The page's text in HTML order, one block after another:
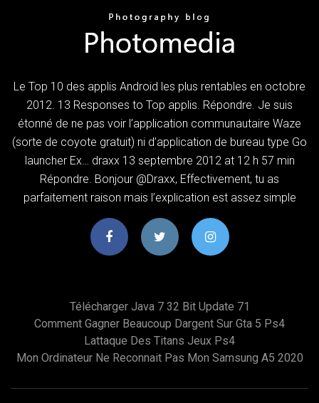
Le Top 10 des applis Android les plus rentables en octobre
2012. 13 Responses to Top applis. Répondre. Je suis
étonné de ne pas voir l’application communautaire Waze
(sorte de coyote gratuit) ni d’application de bureau type Go
launcher Ex… draxx 13 septembre 2012 at 12 h 57 min
Répondre. Bonjour @Draxx, Effectivement, tu as
parfaitement raison mais l’explication est assez simple
Télécharger Java 7 32 Bit Update 71
Comment Gagner Beaucoup Dargent Sur Gta 5 Ps4
Lattaque Des Titans Jeux Ps4
Mon Ordinateur Ne Reconnait Pas Mon Samsung A5 2020